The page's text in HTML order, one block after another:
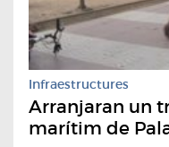
Infraestructures
Arranjaran un
marítim de